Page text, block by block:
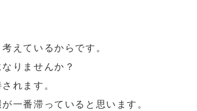
えているからです。
りませんか？
れます。
一番滞っていると思います。